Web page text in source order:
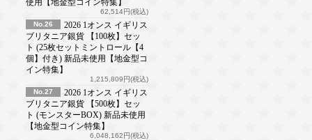
使用【地金型コイン特集】
62,514円(税込)
No.26
2026 1オンス イギリス
ブリタニア銀貨 【100枚】セッ
ト (25枚セットミントロール【4
個】付き) 新品未使用【地金型コ
イン特集】
1,215,809円(税込)
No.27
2026 1オンス イギリス
ブリタニア銀貨 【500枚】セッ
ト (モンスターBOX) 新品未使用
【地金型コイン特集】
6,048,162円(税込)